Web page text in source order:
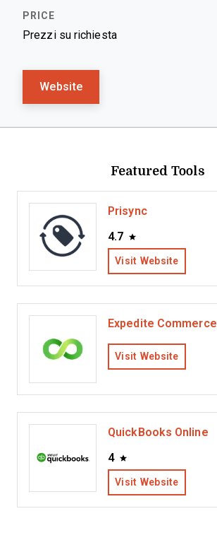
Prezzi su richiesta
Website
Featured Tools
Prisync
4.7
Visit Website
Expedite Commerce
Visit Website
QuickBooks Online
4
Visit Website